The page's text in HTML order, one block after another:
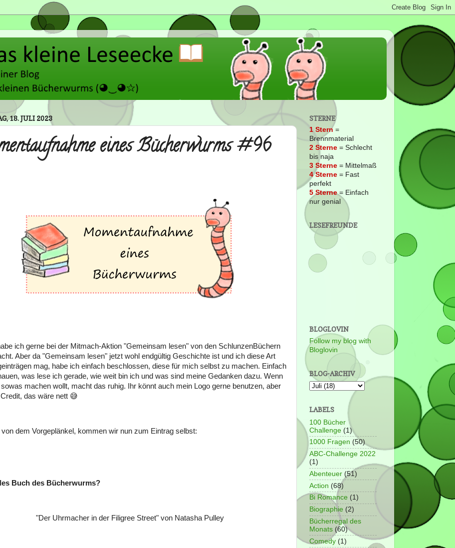
18. JULI 2023
eines Bücherwurms #96
ich gerne bei der Mitmach-Aktion "Gemeinsam lesen" von den SchlunzenBüchern
Aber da "Gemeinsam lesen" jetzt wohl endgültig Geschichte ist und ich diese Art
mag, habe ich einfach beschlossen, diese für mich selbst zu machen. Einfach
was lese ich gerade, wie weit bin ich und was sind meine Gedanken dazu. Wenn
machen wollt, macht das ruhig. Ihr könnt auch mein Logo gerne benutzen, aber
das wäre nett 😅
von dem Vorgeplänkel, kommen wir nun zum Eintrag selbst:
Buch des Bücherwurms?
"Der Uhrmacher in der Filigree Street" von Natasha Pulley
STERNE
1 Stern =
Brennmaterial
2 Sterne = Schlecht
bis naja
3 Sterne = Mittelmaß
4 Sterne = Fast
perfekt
5 Sterne= Einfach
nur genial
LESEFREUNDE
BLOGLOVIN
Follow my blog with
Bloglovin
BLOG-ARCHIV
LABELS
100 Bücher
Challenge (1)
1000 Fragen (50)
ABC-Challenge 2022
(1)
Abenteuer (51)
Action (68)
Bi Romance (1)
Biographie (2)
Bücherregal des
Monats (60)
Comedy (1)